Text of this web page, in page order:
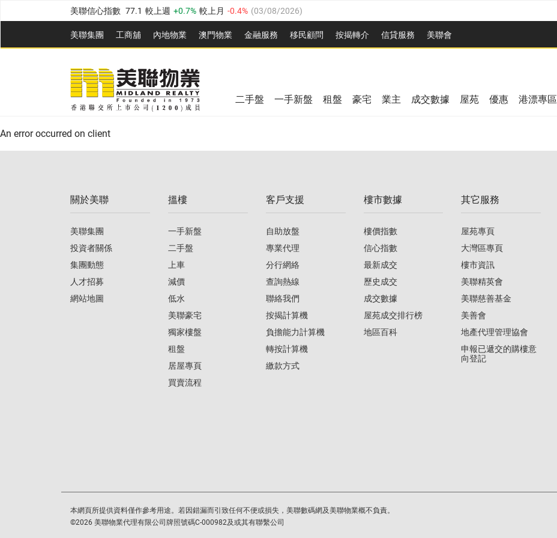
美聯信心指數 77.1 較上週 0.7% 較上月 -0.4% (03/08/2026)
全港樓價指數 149.1 較上週 0% 較上月 0.4% (03/08/2026)
港島樓價指數 157.4 較上週 -0.3% 較上月 -0.8% (03/08/2026)
九龍樓價指數 156.4 較上週 -0.1%
新界樓價指數 134.8 較上週 0.1% 0.9% 03/08/2026
美聯信心指數 77.1 較上週 0.7% 較上月
美聯集團 工商舖 內地物業 澳門物業 金融服務 移民顧問 按揭轉介 信貸服務 美聯會
全港樓價指數 149.1 較上週 0% 較上月
美聯信心指數 較上週 0.7% 03/08/2026)
二手盤 一手新盤 租盤 豪宅 業主 成交數據 屋苑 優惠 港漂專區
An error occurred on client
關於美聯
美聯集團
投資者關係
集團動態
人才招募
網站地圖
搵樓
一手新盤
二手盤
上車
減價
低水
美聯豪宅
獨家樓盤
租盤
居屋專頁
買賣流程
客戶支援
自助放盤
專業代理
分行網絡
查詢熱線
聯絡我們
按揭計算機
負擔能力計算機
轉按計算機
繳款方式
樓市數據
樓價指數
信心指數
最新成交
歷史成交
成交數據
屋苑成交排行榜
地區百科
其它服務
屋苑專頁
大灣區專頁
樓市資訊
美聯精英會
美聯慈善基金
美善會
地產代理管理協會
申報已遞交的購樓意
向登記
本網頁所提供資料僅作參考用途。若因錯漏而引致任何不便或損失，美聯數碼網及美聯物業概不負責。
©2026 美聯物業代理有限公司牌照號碼C-000982及或其有聯繫公司